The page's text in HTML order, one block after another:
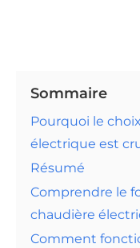
Sommaire
Pourquoi le
électrique est
Résumé
Comprendre le
chaudière
Comment